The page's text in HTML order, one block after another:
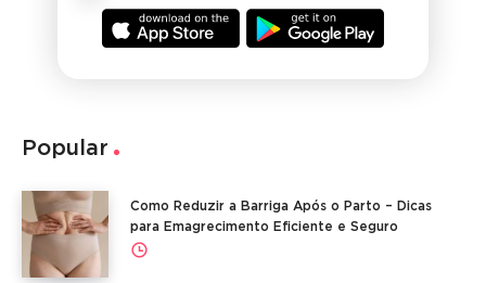
Popular
Como Reduzir a Barriga Após o Parto – Dicas
para Emagrecimento Eficiente e Seguro